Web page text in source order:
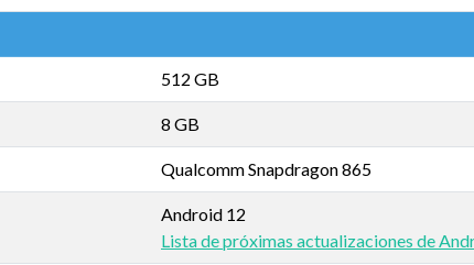
512 GB
8 GB
Qualcomm Snapdragon 865
Android 12
Lista de próximas actualizaciones de